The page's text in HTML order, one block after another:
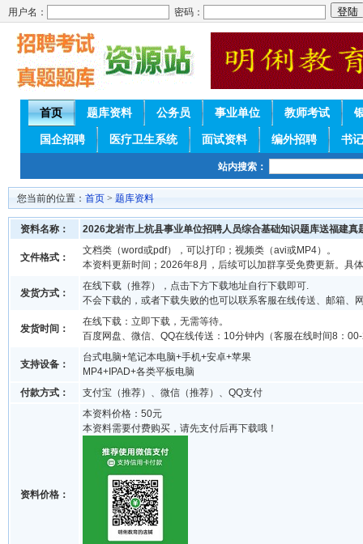
用户名： 密码：
首页 题库资料 公务员 事业单位 教师考试
国企招聘 医疗卫生系统 面试资料 编外招聘 书
站内搜索：
您当前的位置： 首页 > 题库资料
资料名称： 2026龙岩市上杭县事业单位招聘人员综合基础知识题库送福建真
文件格式：
文档类（word或pdf），可以打印；视频类（avi或MP4）。
本资料更新时间；2026年8月，后续可以加群享受免费更新。具
发货方式：
在线下载（推荐），点击下方下载地址自行下载即可.
不会下载的，或者下载失败的也可以联系客服在线传送、邮箱、
发货时间：
在线下载：立即下载，无需等待。
百度网盘、微信、QQ在线传送：10分钟内（客服在线时间8：
支持设备：
台式电脑+笔记本电脑+手机+安卓+苹果
MP4+IPAD+各类平板电脑
付款方式：
支付宝（推荐）、微信（推荐）、QQ支付
资料价格：
本资料价格：50元
本资料需要付费购买，请先支付后再下载哦！